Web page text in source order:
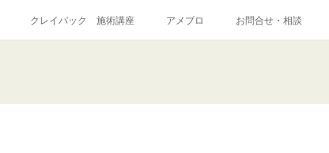
クレイパック 施術講座 アメブロ お問合せ・相談